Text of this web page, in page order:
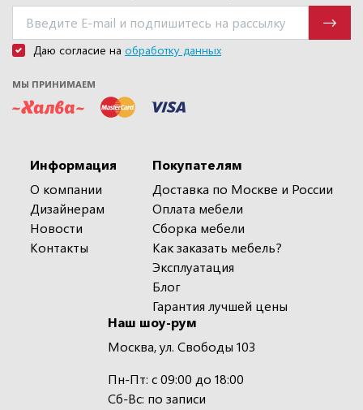
Даю согласие на обработку данных
МЫ ПРИНИМАЕМ
Информация
О компании
Дизайнерам
Новости
Контакты
Покупателям
Доставка по Москве и России
Оплата мебели
Сборка мебели
Как заказать мебель?
Эксплуатация
Блог
Гарантия лучшей цены
Наш шоу-рум
Москва, ул. Свободы 103
Пн-Пт: с 09:00 до 18:00
Сб-Вс: по записи